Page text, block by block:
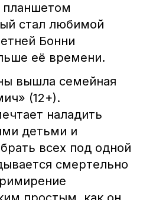
планшетом
стал любимой
Бонни
её времени.
вышла семейная
(12+).
наладить
детьми и
всех под одной
смертельно